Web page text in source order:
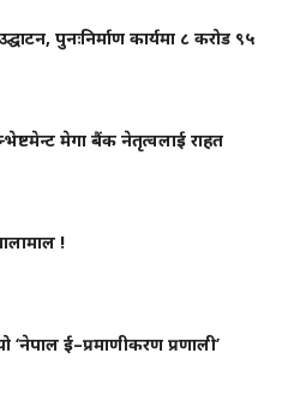
पुनःनिर्माण कार्यमा ८ करोड ९५
मेगा बैंक नेतृत्वलाई राहत
!
‘नेपाल ई–प्रमाणीकरण प्रणाली’